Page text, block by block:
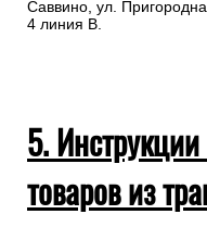
Саввино, ул.
4 линия В.
5.
товаров из